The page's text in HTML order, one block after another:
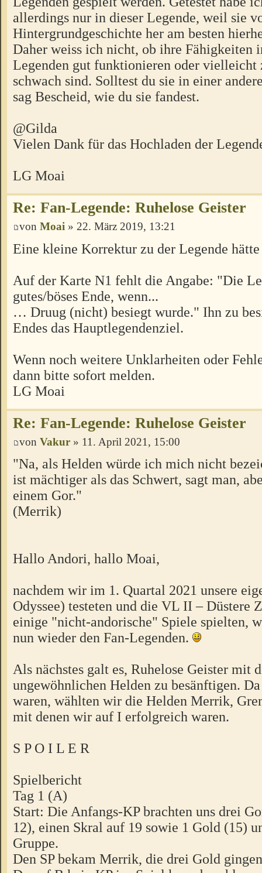
allerdings nur in dieser Legende, weil sie
Hintergrundgeschichte her am besten
Daher weiss ich nicht, ob ihre Fähigkeiten
Legenden gut funktionieren oder vielleicht
schwach sind. Solltest du sie in einer
sag Bescheid, wie du sie fandest.
@Gilda
Vielen Dank für das Hochladen der
LG Moai
Re: Fan-Legende: Ruhelose Geister
von Moai » 22. März 2019, 13:21
Eine kleine Korrektur zu der Legende
Auf der Karte N1 fehlt die Angabe: "Die
gutes/böses Ende, wenn...
… Druug (nicht) besiegt wurde." Ihn zu
Endes das Hauptlegendenziel.
Wenn noch weitere Unklarheiten oder
dann bitte sofort melden.
LG Moai
Re: Fan-Legende: Ruhelose Geister
von Vakur » 11. April 2021, 15:00
"Na, als Helden würde ich mich nicht
ist mächtiger als das Schwert, sagt man,
einem Gor."
(Merrik)
Hallo Andori, hallo Moai,
nachdem wir im 1. Quartal 2021 unsere
Odyssee) testeten und die VL II – Düstere
einige "nicht-andorische" Spiele spielten,
nun wieder den Fan-Legenden.
Als nächstes galt es, Ruhelose Geister mit
ungewöhnlichen Helden zu besänftigen.
waren, wählten wir die Helden Merrik,
mit denen wir auf I erfolgreich waren.
S P O I L E R
Spielbericht
Tag 1 (A)
Start: Die Anfangs-KP brachten uns drei
12), einen Skral auf 19 sowie 1 Gold (15)
Gruppe.
Den SP bekam Merrik, die drei Gold